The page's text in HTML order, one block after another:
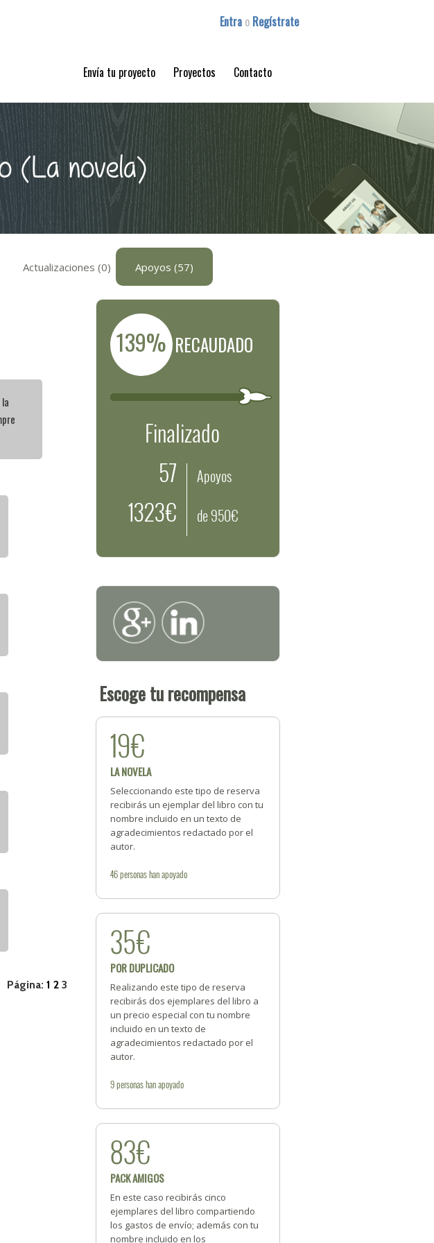
Entra o Regístrate
Envía tu proyecto Proyectos Contacto
(La novela)
Actualizaciones (0) Apoyos (57)
Página:1 2 3
139% RECAUDADO
Finalizado
57
1323€
Apoyos
de 950€
Escoge tu recompensa
19€
LA NOVELA
Seleccionando este tipo de reserva
recibirás un ejemplar del libro con tu
nombre incluido en un texto de
agradecimientos redactado por el
autor.
46personashan apoyado
35€
POR DUPLICADO
Realizando este tipo de reserva
recibirás dos ejemplares del libro a
un precio especial con tu nombre
incluido en un texto de
agradecimientos redactado por el
autor.
9personashan apoyado
83€
PACK AMIGOS
En este caso recibirás cinco
ejemplares del libro compartiendo
los gastos de envío; además con tu
nombre incluido en los